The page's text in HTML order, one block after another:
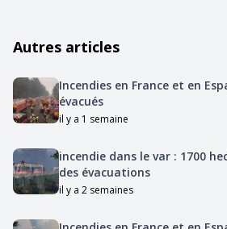
Autres articles
Incendies en France et en
évacués
il y a 1 semaine
incendie dans le var : 1700
des évacuations
il y a 2 semaines